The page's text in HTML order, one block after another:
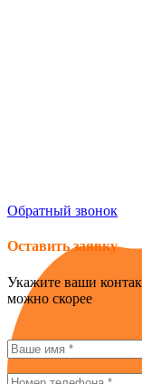
Обратный звонок
Оставить заявку
Укажите ваши
можно скорее